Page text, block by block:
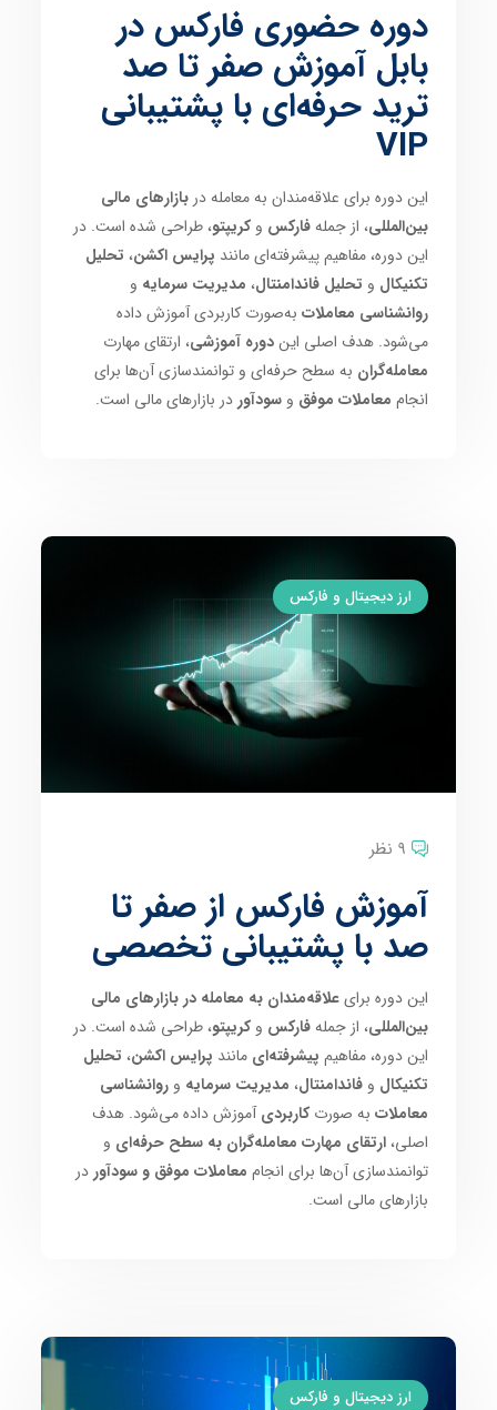
دوره حضوری فارکس در
بابل آموزش صفر تا صد
ترید حرفه‌ای با پشتیبانی
VIP
این دوره برای علاقه‌مندان به معامله دربازارهای مالی
بین‌المللی، از جملهفارکس وکریپتو، طراحی شده است. در
این دوره، مفاهیم پیشرفته‌ای مانند پرایس اکشن، تحلیل
تکنیکال و تحلیل فاندامنتال، مدیریت سرمایه و
روانشناسی معاملات به‌صورت کاربردی آموزش داده
می‌شود. هدف اصلی ایندوره آموزشی، ارتقای مهارت
معامله‌گران به سطح حرفه‌ای و توانمندسازی آن‌ها برای
انجام معاملات موفق وسودآور در بازارهای مالی است.
ارز دیجیتال و فارکس
9 نظر
آموزش فارکس از صفر تا
صد با پشتیبانی تخصصی
این دوره برایعلاقه‌مندان به معامله در بازارهای مالی
بین‌المللی، از جملهفارکس وکریپتو، طراحی شده است. در
این دوره، مفاهیم پیشرفته‌ای مانند پرایس اکشن، تحلیل
تکنیکال وفاندامنتال، مدیریت سرمایه وروانشناسی
معاملات به صورتکاربردیآموزش داده می‌شود. هدف
اصلی،ارتقای مهارت معامله‌گران به سطح حرفه‌ای و
توانمندسازی آن‌ها برای انجام معاملات موفق و سودآور در
بازارهای مالی است.
ارز دیجیتال و فارکس